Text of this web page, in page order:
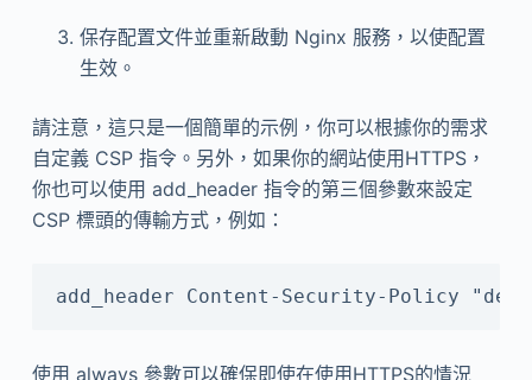
保存配置文件並重新啟動 Nginx 服務，以使配置
生效。
請注意，這只是一個簡單的示例，你可以根據你的需求
自定義 CSP 指令。另外，如果你的網站使用HTTPS，
你也可以使用 add_header 指令的第三個參數來設定
CSP 標頭的傳輸方式，例如：
add_header Content-Security-Policy
使用 always 參數可以確保即使在使用HTTPS的情況